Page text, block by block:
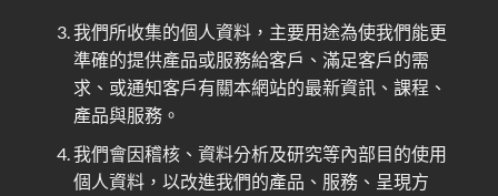
我們所收集的個人資料，主要用途為使我們能更
準確的提供產品或服務給客戶、滿足客戶的需
求、或通知客戶有關本網站的最新資訊、課程、
產品與服務。
我們會因稽核、資料分析及研究等內部目的使用
個人資料，以改進我們的產品、服務、呈現方